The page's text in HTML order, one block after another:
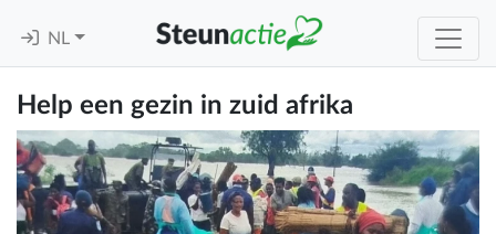
NL
Help een gezin in zuid afrika